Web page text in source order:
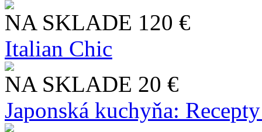
NA SKLADE 120 €
Italian Chic
NA SKLADE 20 €
Japonská kuchyňa: